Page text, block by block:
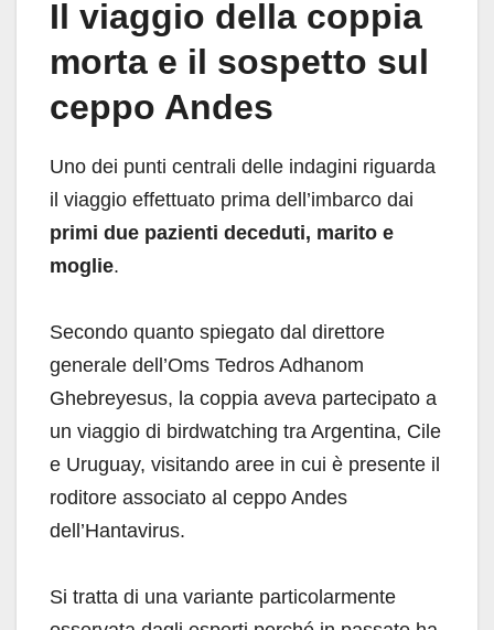
Il viaggio della coppia
morta e il sospetto sul
ceppo Andes
Uno dei punti centrali delle indagini riguarda
il viaggio effettuato prima dell’imbarco dai
primi due pazienti deceduti, marito e
moglie.
Secondo quanto spiegato dal direttore
generale dell’Oms Tedros Adhanom
Ghebreyesus, la coppia aveva partecipato a
un viaggio di birdwatching tra Argentina, Cile
e Uruguay, visitando aree in cui è presente il
roditore associato al ceppo Andes
dell’Hantavirus.
Si tratta di una variante particolarmente